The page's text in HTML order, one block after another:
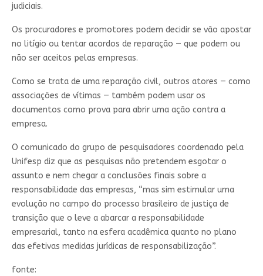
judiciais.
Os procuradores e promotores podem decidir se vão apostar
no litígio ou tentar acordos de reparação — que podem ou
não ser aceitos pelas empresas.
Como se trata de uma reparação civil, outros atores — como
associações de vítimas — também podem usar os
documentos como prova para abrir uma ação contra a
empresa.
O comunicado do grupo de pesquisadores coordenado pela
Unifesp diz que as pesquisas não pretendem esgotar o
assunto e nem chegar a conclusões finais sobre a
responsabilidade das empresas, “mas sim estimular uma
evolução no campo do processo brasileiro de justiça de
transição que o leve a abarcar a responsabilidade
empresarial, tanto na esfera acadêmica quanto no plano
das efetivas medidas jurídicas de responsabilização”.
fonte: